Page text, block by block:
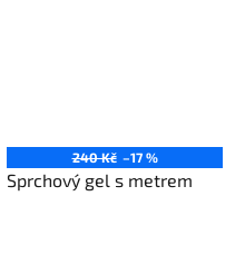
240 Kč –17 %
Sprchový gel s metrem